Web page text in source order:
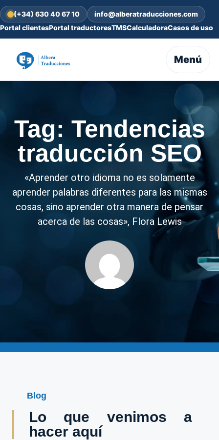
(+34) 630 40 67 10
info@alberatraducciones.com
Portal clientesPortal traductoresTMSCalculadoraCasos de uso
Menú
Tag: Tendencias
traducción SEO
«Aprender otro idioma no es solamente
aprender palabras diferentes para las mismas
cosas, sino aprender otra manera de pensar
acerca de las cosas», Flora Lewis
Blog
Lo que venimos a
hacer aquí